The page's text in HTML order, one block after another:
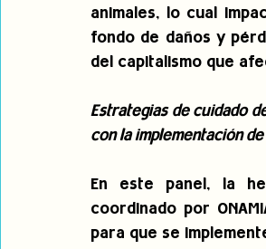
animales, lo cual
fondo de daños y
del capitalismo que
Estrategias de cuidado
con la implementación de
En este panel, la
coordinado por
para que se